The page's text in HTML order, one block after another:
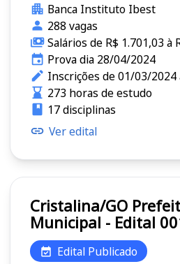
Banca Instituto Ibest
288 vagas
Salários de R$ 1.701,03 à
Prova dia 28/04/2024
Inscrições de 01/03/
273 horas de estudo
17 disciplinas
Ver edital
Cristalina/GO Prefeitura
Municipal - Edital
Edital Publicado